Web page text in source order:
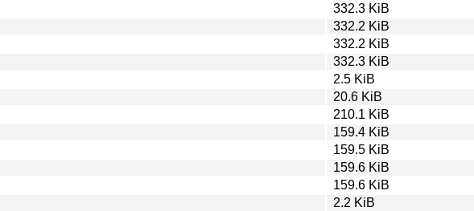
332.3 KiB
332.2 KiB
332.2 KiB
332.3 KiB
2.5 KiB
20.6 KiB
210.1 KiB
159.4 KiB
159.5 KiB
159.6 KiB
159.6 KiB
2.2 KiB